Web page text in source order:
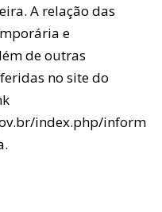
A relação das
e
de outras
no site do
index.php/inform